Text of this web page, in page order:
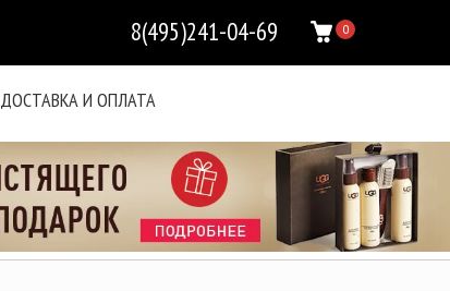
0
8(495)241-04-69
ДОСТАВКА И ОПЛАТА